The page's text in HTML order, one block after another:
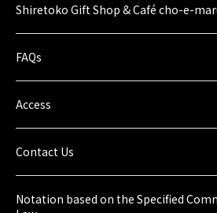
Shiretoko Gift Shop & Café cho-e-
FAQs
Access
Contact Us
Notation based on the Specified